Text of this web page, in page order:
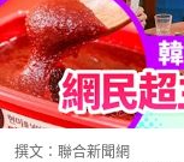
撰文： 聯合新聞網